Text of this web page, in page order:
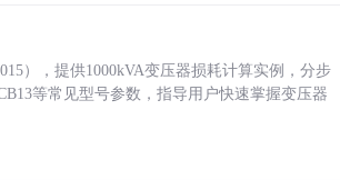
），提供1000kVA变压器损耗计算实例，分步
等常见型号参数，指导用户快速掌握变压器